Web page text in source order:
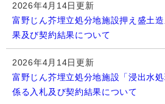
2026年4月14日更新
富野じん芥埋立処分地施設押え盛土
果及び契約結果について
2026年4月14日更新
富野じん芥埋立処分地施設「浸出水
係る入札及び契約結果について